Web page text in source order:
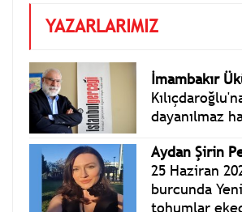
YAZARLARIMIZ
İmambakır
dayanılmaz
Aydan Şirin
25 Haziran
burcunda
tohumlar